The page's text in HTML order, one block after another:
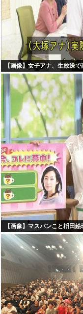
【画像】女子アナ、生放送
【画像】マスパンこと枡田